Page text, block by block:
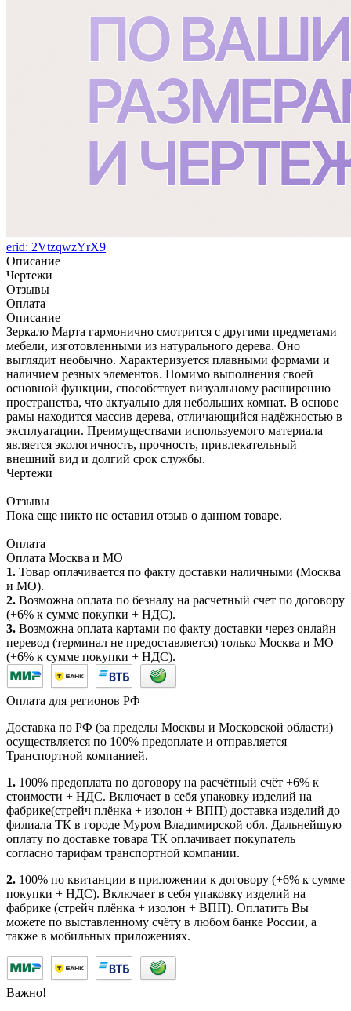
erid: 2VtzqwzYrX9
Описание
Чертежи
Отзывы
Оплата
Описание
Зеркало Марта гармонично смотрится с другими предметами
мебели, изготовленными из натурального дерева. Оно
выглядит необычно. Характеризуется плавными формами и
наличием резных элементов. Помимо выполнения своей
основной функции, способствует визуальному расширению
пространства, что актуально для небольших комнат. В основе
рамы находится массив дерева, отличающийся надёжностью в
эксплуатации. Преимуществами используемого материала
является экологичность, прочность, привлекательный
внешний вид и долгий срок службы.
Чертежи
Отзывы
Пока еще никто не оставил отзыв о данном товаре.
Оплата
Оплата Москва и МО
1. Товар оплачивается по факту доставки наличными (Москва
и МО).
2. Возможна оплата по безналу на расчетный счет по договору
(+6% к сумме покупки + НДС).
3. Возможна оплата картами по факту доставки через онлайн
перевод (терминал не предоставляется) только Москва и МО
(+6% к сумме покупки + НДС).
Оплата для регионов РФ
Доставка по РФ (за пределы Москвы и Московской области)
осуществляется по 100% предоплате и отправляется
Транспортной компанией.
1. 100% предоплата по договору на расчётный счёт +6% к
стоимости + НДС. Включает в себя упаковку изделий на
фабрике(стрейч плёнка + изолон + ВПП) доставка изделий до
филиала ТК в городе Муром Владимирской обл. Дальнейшую
оплату по доставке товара ТК оплачивает покупатель
согласно тарифам транспортной компании.
2. 100% по квитанции в приложении к договору (+6% к сумме
покупки + НДС). Включает в себя упаковку изделий на
фабрике (стрейч плёнка + изолон + ВПП). Оплатить Вы
можете по выставленному счёту в любом банке России, а
также в мобильных приложениях.
Важно!